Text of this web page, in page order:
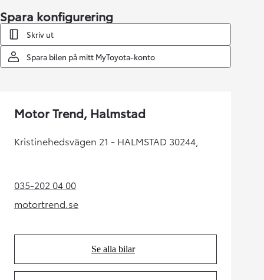
Spara konfigurering
Skriv ut
Spara bilen på mitt MyToyota-konto
Motor Trend, Halmstad
Kristinehedsvägen 21 - HALMSTAD 30244,
035-202 04 00(Opens in new tab)
motortrend.se(Opens in new tab)
Se alla bilar
(Opens in new tab)